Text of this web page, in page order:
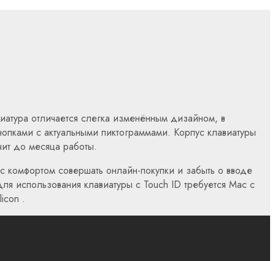
отличается слегка изменённым дизайном, в
с актуальными пиктограммами. Корпус клавиатуры
до месяца работы.
комфортом совершать онлайн-покупки и забыть о вводе
использования клавиатуры с Touch ID требуется Mac с
.